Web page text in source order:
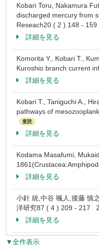
Kobari Toru, Nakamura
discharged mercury from
Reseach20 ( 2 ) 148 -
詳細を見る
Komorita Y., Kobari T.,
Kuroshio branch current
詳細を見る
Kobari T., Taniguchi A.,
pathways of
査読
詳細を見る
Kodama Masafumi,
詳細を見る
小針 統,中谷 颯人,後藤 慎
洋研究87 ( 4 ) 209 - 217
詳細を見る
▼全件表示